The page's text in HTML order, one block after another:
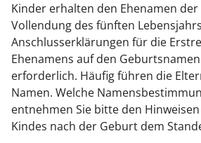
Kinder erhalten den Ehenamen der
Vollendung des fünften
Anschlusserklärungen für die
Ehenamens auf den
erforderlich. Häufig führen die
Namen. Welche
entnehmen Sie bitte den
Kindes nach der Geburt dem